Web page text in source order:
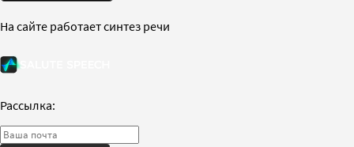
На сайте работает синтез речи
Рассылка: